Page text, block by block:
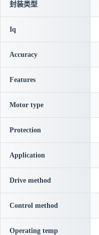
封装类型
Iq
Accuracy
Features
Motor type
Protection
Application
Drive method
Control method
Operating temp